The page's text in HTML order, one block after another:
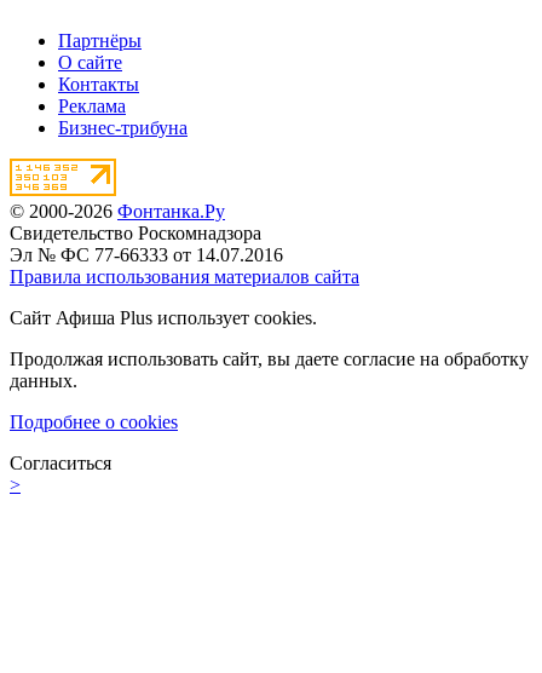
Партнёры
О сайте
Контакты
Реклама
Бизнес-трибуна
© 2000-2026 Фонтанка.Ру
Свидетельство Роскомнадзора
Эл № ФС 77-66333 от 14.07.2016
Правила использования материалов сайта
Сайт Афиша Plus использует cookies.
Продолжая использовать сайт, вы даете согласие на обработку
данных.
Подробнее о cookies
Согласиться
>